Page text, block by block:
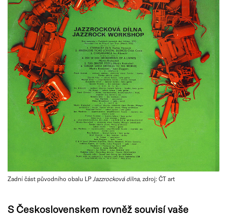
Zadní část původního obalu LP Jazzrocková dílna, zdroj: ČT art
S Československem rovněž souvisí vaše